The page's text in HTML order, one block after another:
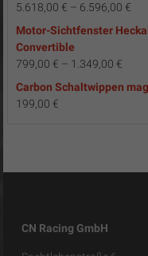
2.790,00 €
5.618,00 € – 6.596,00 €
Motor-Sichtfenster
Convertible
799,00 € – 1.349,00 €
Carbon Schaltwippen
199,00 €
CN Racing GmbH